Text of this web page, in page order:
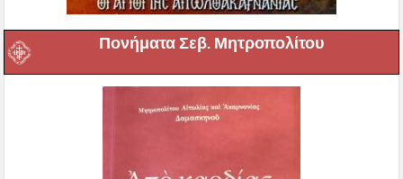
Πονήματα Σεβ. Μητροπολίτου